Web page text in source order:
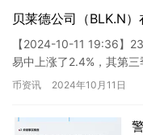
贝莱德公司（BLK.N）
【2024-10-11 19:36】
易中上涨了2.4%，其第
德（BlackRock）作为全
币资讯 2024年10月11日